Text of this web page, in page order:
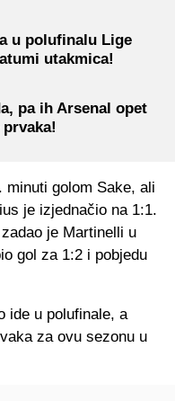
u polufinalu Lige
utakmica!
pa ih Arsenal opet
minuti golom Sake, ali
je izjednačio na 1:1.
je Martinelli u
gol za 1:2 i pobjedu
ide u polufinale, a
za ovu sezonu u